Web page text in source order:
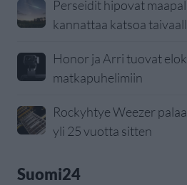
Perseidit hipovat
kannattaa katsoa
Honor ja Arri tuovat
matkapuhelimiin
Rockyhtye Weezer
yli 25 vuotta sitten
Suomi24